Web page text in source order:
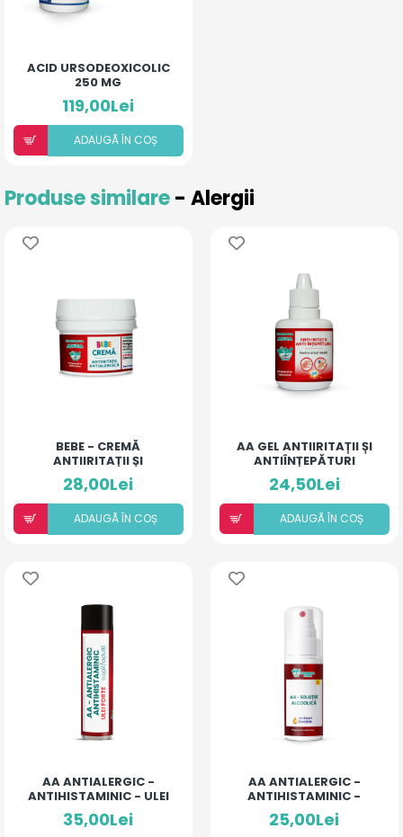
ACID URSODEOXICOLIC
250 MG
119,00Lei
ADAUGÃ ÎN COȘ
Produse similare- Alergii
BEBE - CREMĂ
ANTIIRITAȚII ȘI
ANTIALERGICĂ
28,00Lei
ADAUGÃ ÎN COȘ
AA GEL ANTIIRITAȚII ȘI
ANTIÎNȚEPĂTURI
PENTRU ARSURI MEDII
24,50Lei
ADAUGÃ ÎN COȘ
AA ANTIALERGIC -
ANTIHISTAMINIC - ULEI
FORTE COPII ȘI ADULȚI
35,00Lei
AA ANTIALERGIC -
ANTIHISTAMINIC -
SOLUȚIE ALCOOLICĂ CU
10% ULEIURI ESENȚIALE
25,00Lei